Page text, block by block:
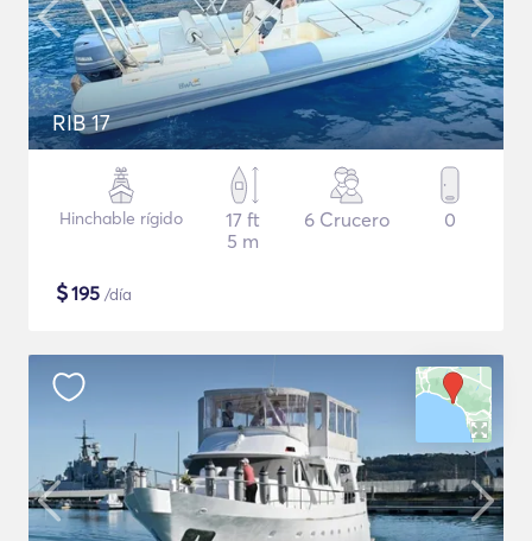
RIB 17
Hinchable rígido
17 ft
5 m
6 Crucero 0
$195 /día